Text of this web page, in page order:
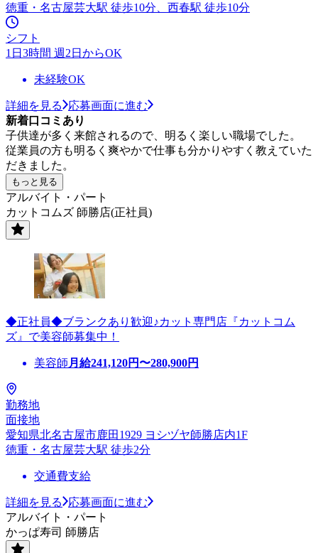
徳重・名古屋芸大駅 徒歩10分、西春駅 徒歩10分
シフト
1日3時間 週2日からOK
未経験OK
詳細を見る
応募画面に進む
新着口コミあり
子供達が多く来館されるので、明るく楽しい職場でした。
従業員の方も明るく爽やかで仕事も分かりやすく教えていた
だきました。
もっと見る
アルバイト・パート
カットコムズ 師勝店(正社員)
◆正社員◆ブランクあり歓迎♪カット専門店『カットコム
ズ』で美容師募集中！
美容師 月給241,120円〜280,900円
勤務地
面接地
愛知県北名古屋市鹿田1929 ヨシヅヤ師勝店内1F
徳重・名古屋芸大駅 徒歩2分
交通費支給
詳細を見る
応募画面に進む
アルバイト・パート
かっぱ寿司 師勝店